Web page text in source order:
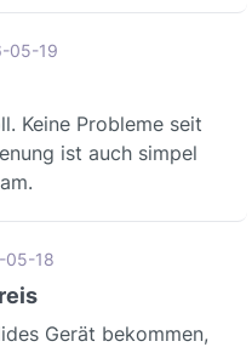
von 5 von 5 Sternen
05-19
Keine Probleme seit
ist auch simpel
von 5 von 5 Sternen
05-18
Gerät bekommen,